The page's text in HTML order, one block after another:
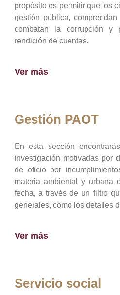
propósito es permitir que los
gestión pública,
combatan la corrupción y
rendición de cuentas.
Ver más
Gestión PAOT
En esta sección
investigación motivadas por
de oficio por
materia ambiental y urbana
fecha, a través de un filtro
generales, como los detalles
Ver más
Servicio social